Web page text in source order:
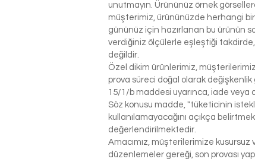
unutmayın. Ürününüz örnek
müşterimiz, ürününüzde herhangi
gününüz için hazırlanan bu ürünün
verdiğiniz ölçülerle eşleştiği takdirde,
değildir.
Özel dikim ürünlerimiz,
prova süreci doğal olarak
15/1/b maddesi uyarınca, iade
Söz konusu madde, "tüketicinin
kullanılamayacağını açıkça
değerlendirilmektedir.
Amacımız, müşterilerimize
düzenlemeler gereği, son provası